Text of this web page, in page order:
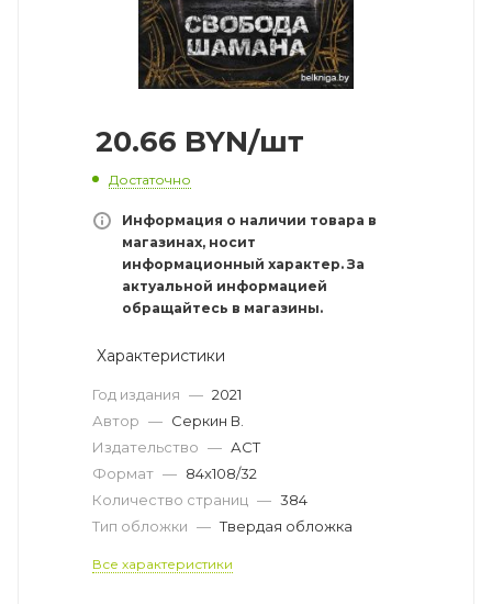
20.66 BYN/шт
Достаточно
Информация о наличии товара в
магазинах, носит
информационный характер. За
актуальной информацией
обращайтесь в магазины.
Характеристики
Год издания — 2021
Автор — Серкин В.
Издательство — АСТ
Формат — 84x108/32
Количество страниц — 384
Тип обложки — Твердая обложка
Все характеристики